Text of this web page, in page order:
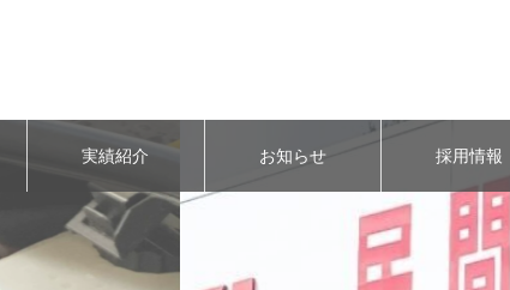
実績紹介 お知らせ 採用情報